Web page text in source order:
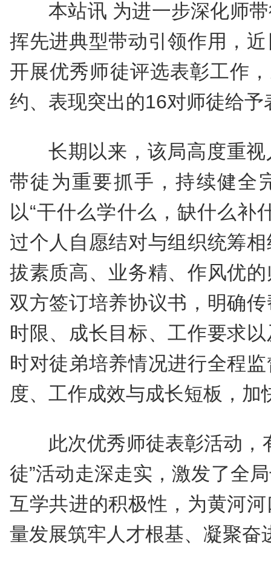
本站讯 为进一步深化师
挥先进典型带动引领作用，
开展优秀师徒评选表彰工作
约、表现突出的16对师徒给予
长期以来，该局高度重
带徒为重要抓手，持续健全
以“干什么学什么，缺什么补
过个人自愿结对与组织统筹
拔素质高、业务精、作风优
双方签订培养协议书，明确
时限、成长目标、工作要求
时对徒弟培养情况进行全程
度、工作成效与成长短板，加
此次优秀师徒表彰活动，
徒”活动走深走实，激发了全
互学共进的积极性，为黄河
量发展筑牢人才根基、凝聚奋